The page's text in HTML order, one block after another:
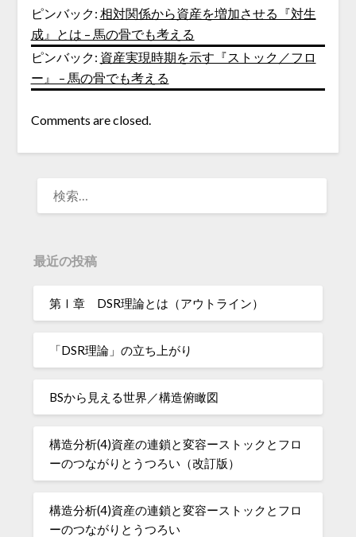
ピンバック: 相対関係から資産を増加させる『対生
成』とは – 馬の骨でも考える
ピンバック: 資産実現時期を示す『ストック／フロ
ー』 – 馬の骨でも考える
Comments are closed.
最近の投稿
第Ⅰ章 DSR理論とは（アウトライン）
「DSR理論」の立ち上がり
BSから見える世界／構造俯瞰図
構造分析(4)資産の連鎖と変容ーストックとフロ
ーのつながりとうつろい（改訂版）
構造分析(4)資産の連鎖と変容ーストックとフロ
ーのつながりとうつろい